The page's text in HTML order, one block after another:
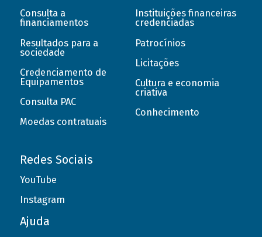
Consulta a
financiamentos
Resultados para a
sociedade
Credenciamento de
Equipamentos
Consulta PAC
Moedas contratuais
Instituições financeiras
credenciadas
Patrocínios
Licitações
Cultura e economia
criativa
Conhecimento
Redes Sociais
YouTube
Instagram
Ajuda